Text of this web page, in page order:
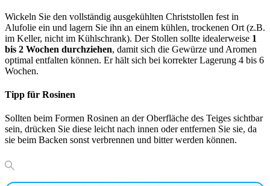
Wickeln Sie den vollständig ausgekühlten Christstollen fest in
Alufolie ein und lagern Sie ihn an einem kühlen, trockenen Ort (z.B.
im Keller, nicht im Kühlschrank). Der Stollen sollte idealerweise 1
bis 2 Wochen durchziehen, damit sich die Gewürze und Aromen
optimal entfalten können. Er hält sich bei korrekter Lagerung 4 bis 6
Wochen.
Tipp für Rosinen
Sollten beim Formen Rosinen an der Oberfläche des Teiges sichtbar
sein, drücken Sie diese leicht nach innen oder entfernen Sie sie, da
sie beim Backen sonst verbrennen und bitter werden können.